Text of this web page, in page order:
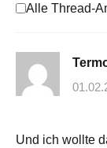
Alle Thread-
Und ich wollte